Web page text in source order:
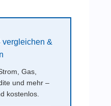
vergleichen &
Gas,
und mehr –
kostenlos.